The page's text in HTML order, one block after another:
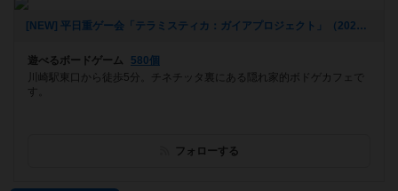
[NEW] 平日重ゲー会「テラミスティカ：ガイアプロジェクト」（2023年01月27日 16時35分）
遊べるボードゲーム
580個
川崎駅東口から徒歩5分。チネチッタ裏にある隠れ家的ボドゲカフェで
す。
フォローする